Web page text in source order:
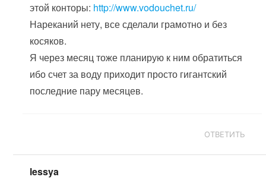
этой конторы: http://www.vodouchet.ru/
Нареканий нету, все сделали грамотно и без
косяков.
Я через месяц тоже планирую к ним обратиться
ибо счет за воду приходит просто гигантский
последние пару месяцев.
ОТВЕТИТЬ
lessya